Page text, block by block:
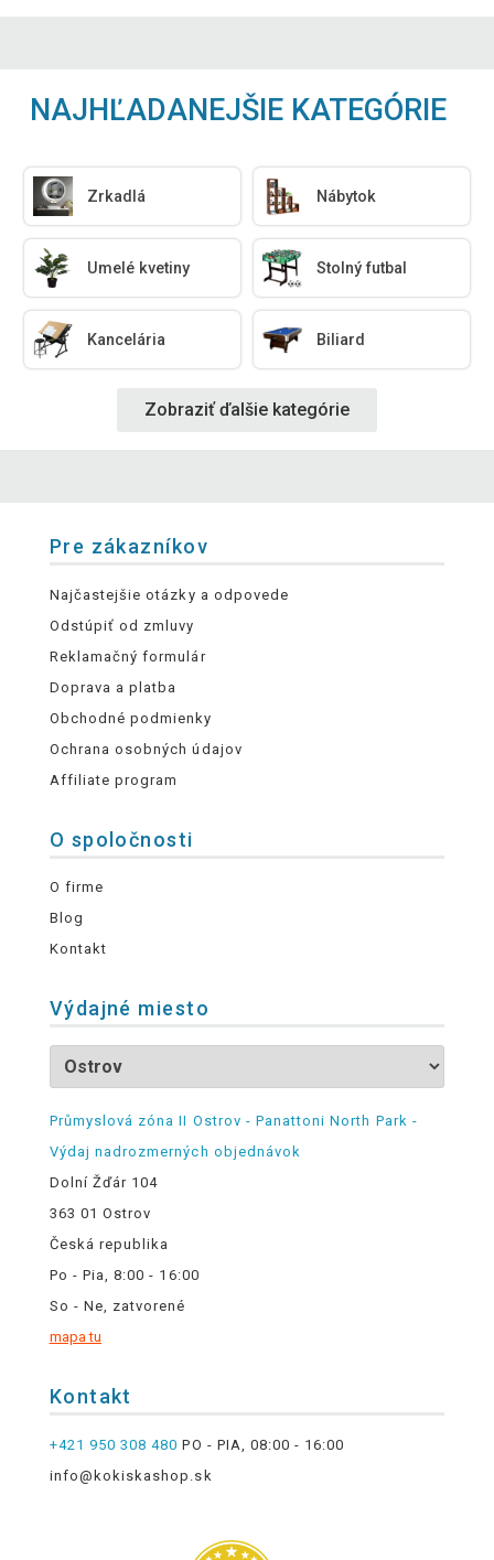
NAJHĽADANEJŠIE KATEGÓRIE
Zrkadlá Nábytok
Umelé kvetiny Stolný futbal
Kancelária Biliard
Zobraziť ďalšie kategórie
Pre zákazníkov
Najčastejšie otázky a odpovede
Odstúpiť od zmluvy
Reklamačný formulár
Doprava a platba
Obchodné podmienky
Ochrana osobných údajov
Affiliate program
O spoločnosti
O firme
Blog
Kontakt
Výdajné miesto
Průmyslová zóna II Ostrov - Panattoni North Park -
Výdaj nadrozmerných objednávok
Dolní Žďár 104
363 01 Ostrov
Česká republika
Po - Pia, 8:00 - 16:00
So - Ne, zatvorené
mapa tu
Kontakt
+421 950 308 480 PO - PIA, 08:00 - 16:00
info@kokiskashop.sk